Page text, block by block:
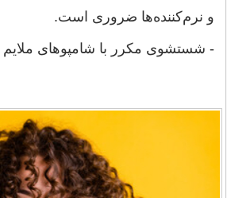
و نرم‌کننده‌ها ضروری است.
- شستشوی مکرر با شامپوهای